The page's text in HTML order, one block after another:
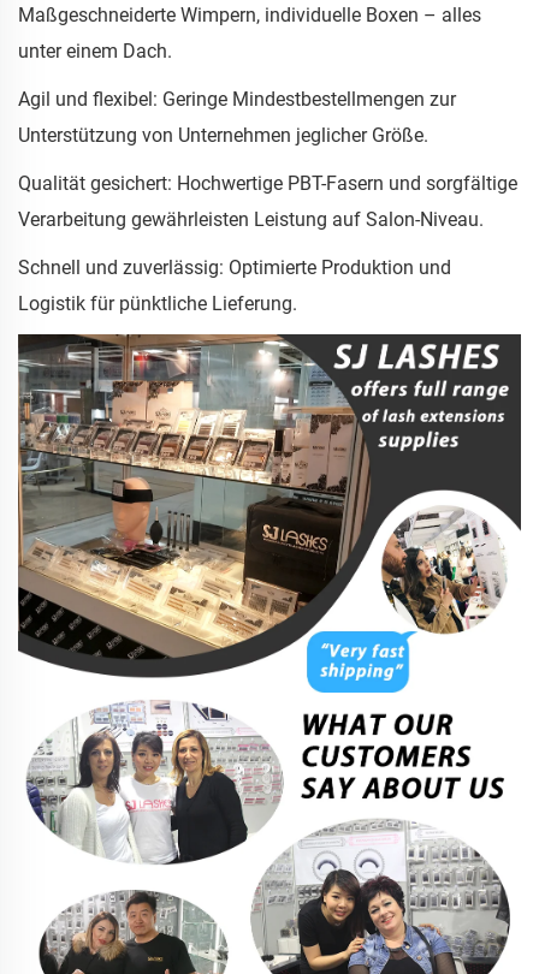
Maßgeschneiderte Wimpern, individuelle Boxen – alles
unter einem Dach.
Agil und flexibel: Geringe Mindestbestellmengen zur
Unterstützung von Unternehmen jeglicher Größe.
Qualität gesichert: Hochwertige PBT-Fasern und sorgfältige
Verarbeitung gewährleisten Leistung auf Salon-Niveau.
Schnell und zuverlässig: Optimierte Produktion und
Logistik für pünktliche Lieferung.